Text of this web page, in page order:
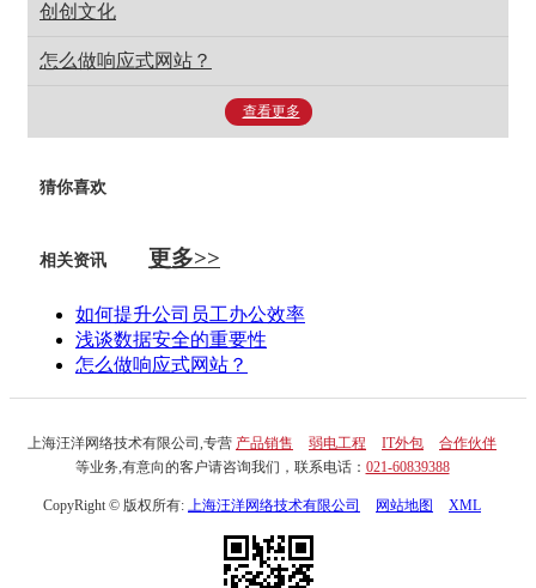
创创文化
怎么做响应式网站？
查看更多
猜你喜欢
相关资讯 更多>>
如何提升公司员工办公效率
浅谈数据安全的重要性
怎么做响应式网站？
上海汪洋网络技术有限公司,专营 产品销售 弱电工程 IT外包
合作伙伴
等业务,有意向的客户请咨询我们，联系电话： 021-60839388
CopyRight © 版权所有: 上海汪洋网络技术有限公司 网站地图 XML